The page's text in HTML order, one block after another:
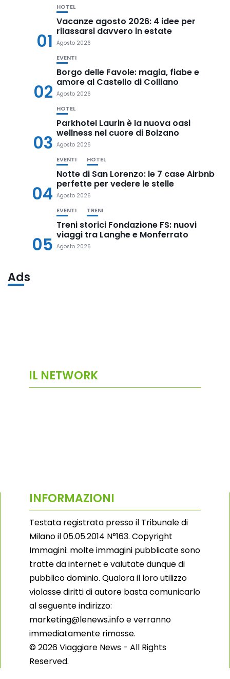
01
HOTEL
Vacanze agosto 2026: 4 idee per
rilassarsi davvero in estate
Agosto 2026
02
EVENTI
Borgo delle Favole: magia, fiabe e
amore al Castello di Colliano
Agosto 2026
03
HOTEL
Parkhotel Laurin è la nuova oasi
wellness nel cuore di Bolzano
Agosto 2026
04
EVENTI HOTEL
Notte di San Lorenzo: le 7 case Airbnb
perfette per vedere le stelle
Agosto 2026
05
EVENTI TRENI
Treni storici Fondazione FS: nuovi
viaggi tra Langhe e Monferrato
Agosto 2026
Ads
IL NETWORK
INFORMAZIONI
Testata registrata presso il Tribunale di
Milano il 05.05.2014 N°163. Copyright
Immagini: molte immagini pubblicate sono
tratte da internet e valutate dunque di
pubblico dominio. Qualora il loro utilizzo
violasse diritti di autore basta comunicarlo
al seguente indirizzo:
marketing@lenews.info e verranno
immediatamente rimosse.
© 2026 Viaggiare News - All Rights
Reserved.